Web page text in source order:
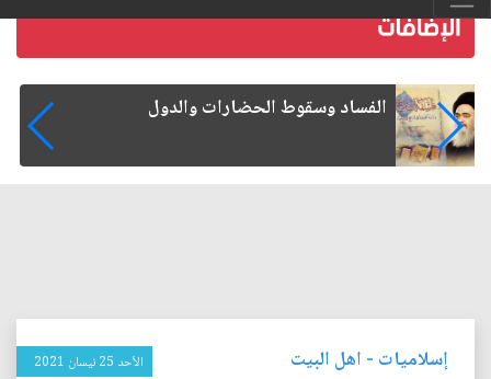
رواتب الموظفين على صفيح ساخن
إسلاميات - اهل البيت الأحد 25 نيسان 2021